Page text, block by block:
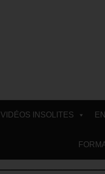
VIDÉOS INSOLITES